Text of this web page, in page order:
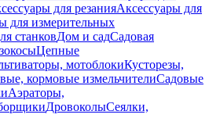
для резанияАксессуары для
для измерительных
станковДом и садСадовая
Цепные
мотоблокиКусторезы,
кормовые измельчителиСадовые
Аэраторы,
ДровоколыСеялки,